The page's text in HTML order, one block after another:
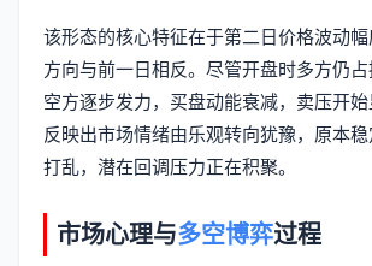
该形态的核心特征在于第二日价格波动
方向与前一日相反。尽管开盘时多方仍
空方逐步发力，买盘动能衰减，卖压开
反映出市场情绪由乐观转向犹豫，原本
打乱，潜在回调压力正在积聚。
市场心理与多空博弈过程